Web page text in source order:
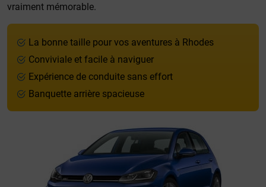
vraiment mémorable.
La bonne taille pour vos aventures à Rhodes
Conviviale et facile à naviguer
Expérience de conduite sans effort
Banquette arrière spacieuse